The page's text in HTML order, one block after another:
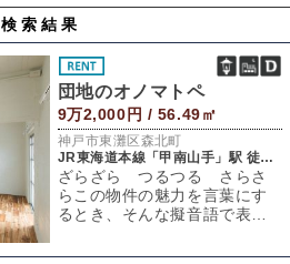
検索結果
団地のオノマトペ
9万2,000円 / 56.49㎡
神戸市東灘区森北町
JR東海道本線「甲南山手」駅 徒歩5分
ざらざら つるつる さらさ
らこの物件の魅力を言葉にす
るとき、そんな擬音語で表現